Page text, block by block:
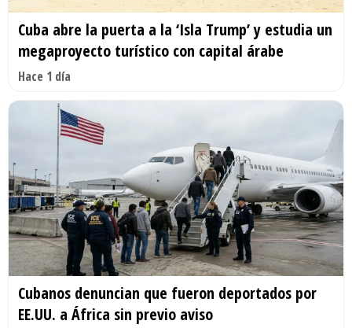
Cuba abre la puerta a la ‘Isla Trump’ y estudia un
megaproyecto turístico con capital árabe
Hace 1 día
Cubanos denuncian que fueron deportados por
EE.UU. a África sin previo aviso